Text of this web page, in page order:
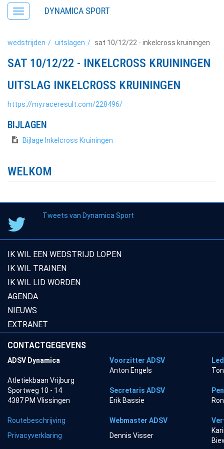
Toggle
navigation
DYNAMICA SPORT
wedstrijden uitslagen sat 10/12/22 - inkelcross kruiningen
SAT 10/12/22 - INKELCROSS KRUININGEN
UITSLAG INKELCROSS KRUININGEN
https://my.raceresult.com/228496/
BIJLAGEN
Bijlage Inkelcross Kruiningen
WELKOM
Tweets van Dynamica Sport
IK WIL EEN WEDSTRIJD LOPEN
IK WIL TRAINEN
IK WIL LID WORDEN
AGENDA
NIEUWS
EXTRANET
CONTACTGEGEVENS
ADSV Dynamica Voorzitter ADSV
Anton Engels
Atletiekbaan Vrijburg
Sportweg 10 - 14
Secretaris ADSV
4387 PM Vlissingen
Erik Bassie
Routebeschrijving Webmaster ADSV
Privacyverklaring
Dennis Visser